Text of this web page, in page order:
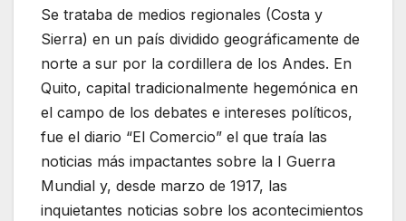
Se trataba de medios regionales (Costa y
Sierra) en un país dividido geográficamente de
norte a sur por la cordillera de los Andes. En
Quito, capital tradicionalmente hegemónica en
el campo de los debates e intereses políticos,
fue el diario “El Comercio” el que traía las
noticias más impactantes sobre la I Guerra
Mundial y, desde marzo de 1917, las
inquietantes noticias sobre los acontecimientos